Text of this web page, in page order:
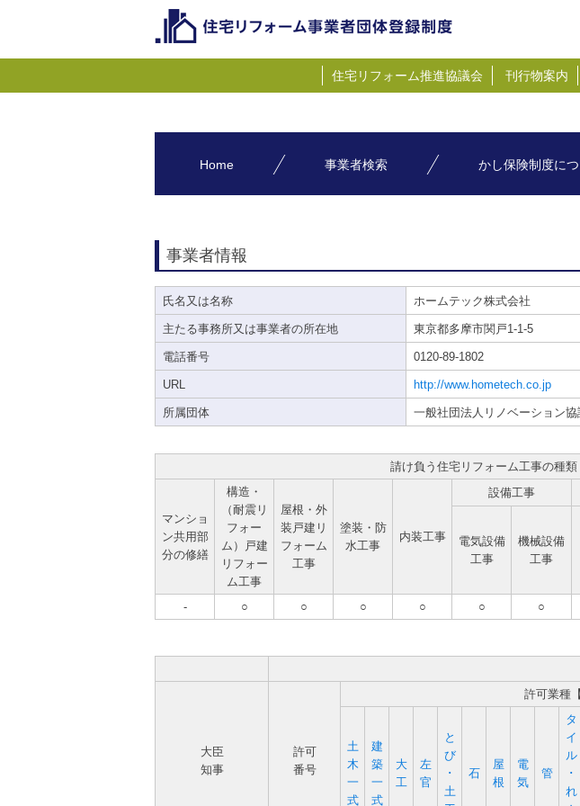
住宅リフォーム推進協議会 刊行物案内
Home 事業者検索 かし保険制度に
事業者情報
氏名又は名称 ホームテック株式会社
主たる事務所又は事業者の所在地 東京都多摩市関戸1-1-5
電話番号 0120-89-1802
URL http://www.hometech.co.jp
所属団体 一般社団法人リノベーション協
請け負う住宅リフォーム工事の種類
マンショ
ン共用部
分の修繕
構造・
（耐震リ
フォー
ム）戸建
リフォー
ム工事
屋根・外
装戸建リ
フォーム
工事
塗装・防
水工事
内装工事
設備工事
電気設備
工事
機械設備
工事
- ○ ○ ○ ○ ○ ○
大臣
知事
許可
番号
許可業種
土
木
一
式
建
築
一
式
大
工
左
官
と
び
･
土
石
屋
根
電
気
管
タ
イ
ル
･
れ